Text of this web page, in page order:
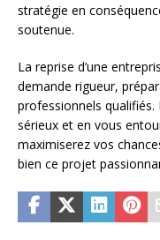
stratégie en
soutenue.
La reprise d’une
demande rigueur,
professionnels
sérieux et en vous
maximiserez vos
bien ce projet